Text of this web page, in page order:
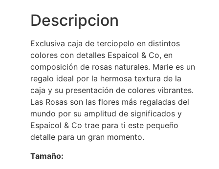
Descripcion
Exclusiva caja de terciopelo en distintos
colores con detalles Espaicol & Co, en
composición de rosas naturales. Marie es un
regalo ideal por la hermosa textura de la
caja y su presentación de colores vibrantes.
Las Rosas son las flores más regaladas del
mundo por su amplitud de significados y
Espaicol & Co trae para ti este pequeño
detalle para un gran momento.
Tamaño: